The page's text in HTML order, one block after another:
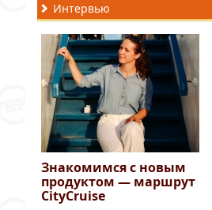
Интервью
Знакомимся с новым
продуктом — маршрут
CityCruise